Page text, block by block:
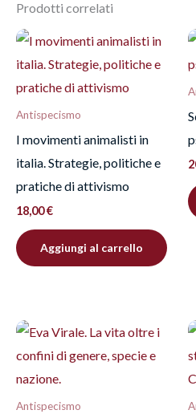
Recensisci per
“Kintsugi”
Devieffettuare l’accesso
recensione.
Prodotti correlati
Antispecismo
I movimenti animalisti in
italia. Strategie, politiche e
pratiche di attivismo
18,00€
Aggiungi al carrello
Antispecismo